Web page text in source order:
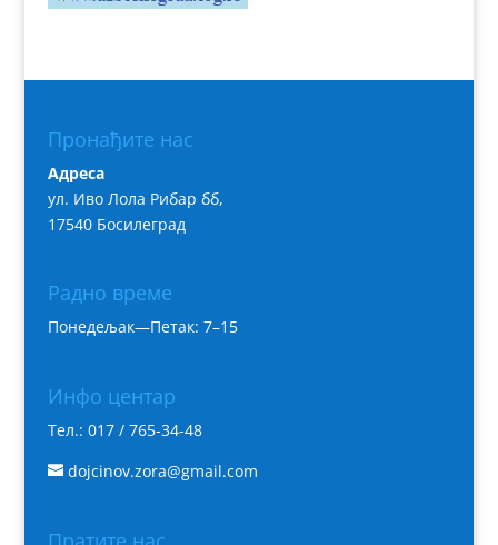
Пронађите нас
Адреса
ул. Иво Лола Рибар бб,
17540 Босилеград
Радно време
Понедељак—Петак: 7–15
Инфо центар
Тел.: 017 / 765-34-48
dojcinov.zora@gmail.com